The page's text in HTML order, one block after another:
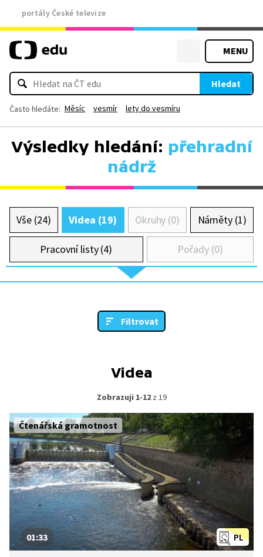
portály České televize
MENU
Hledat
Často hledáte: Měsíc vesmír lety do vesmíru
Výsledky hledání: přehradní
nádrž
Vše (24) Videa (19) Okruhy (0) Náměty (1)
Pracovní listy (4) Pořady (0)
Filtrovat
Videa
Zobrazuji 1-12z 19
Čtenářská gramotnost
PL
01:33